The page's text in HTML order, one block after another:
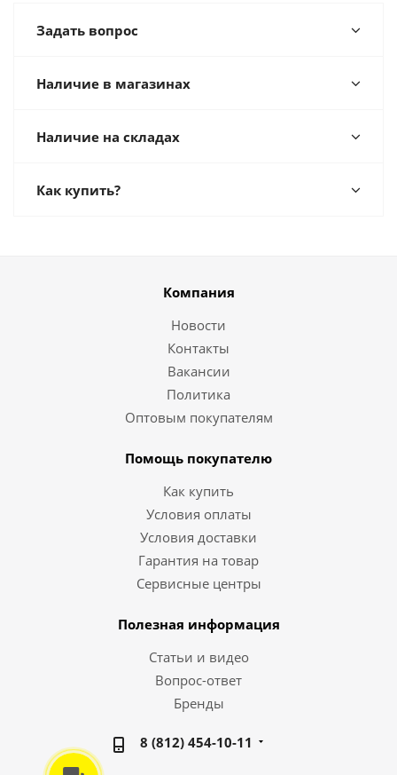
Задать вопрос
Наличие в магазинах
Наличие на складах
Как купить?
Компания
Новости
Контакты
Вакансии
Политика
Оптовым покупателям
Помощь покупателю
Как купить
Условия оплаты
Условия доставки
Гарантия на товар
Сервисные центры
Полезная информация
Статьи и видео
Вопрос-ответ
Бренды
8 (812) 454-10-11